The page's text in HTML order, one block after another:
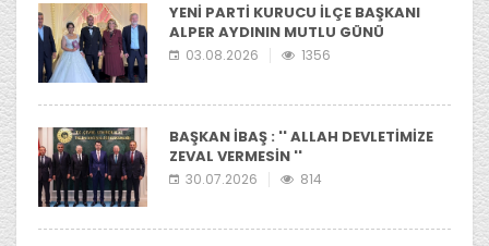
YENİ PARTİ KURUCU İLÇE BAŞKANI
ALPER AYDININ MUTLU GÜNÜ
03.08.2026 1356
BAŞKAN İBAŞ : '' ALLAH DEVLETİMİZE
ZEVAL VERMESİN ''
30.07.2026 814